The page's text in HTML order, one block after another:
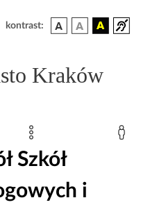
kontrast:
Kraków
Szkół
i